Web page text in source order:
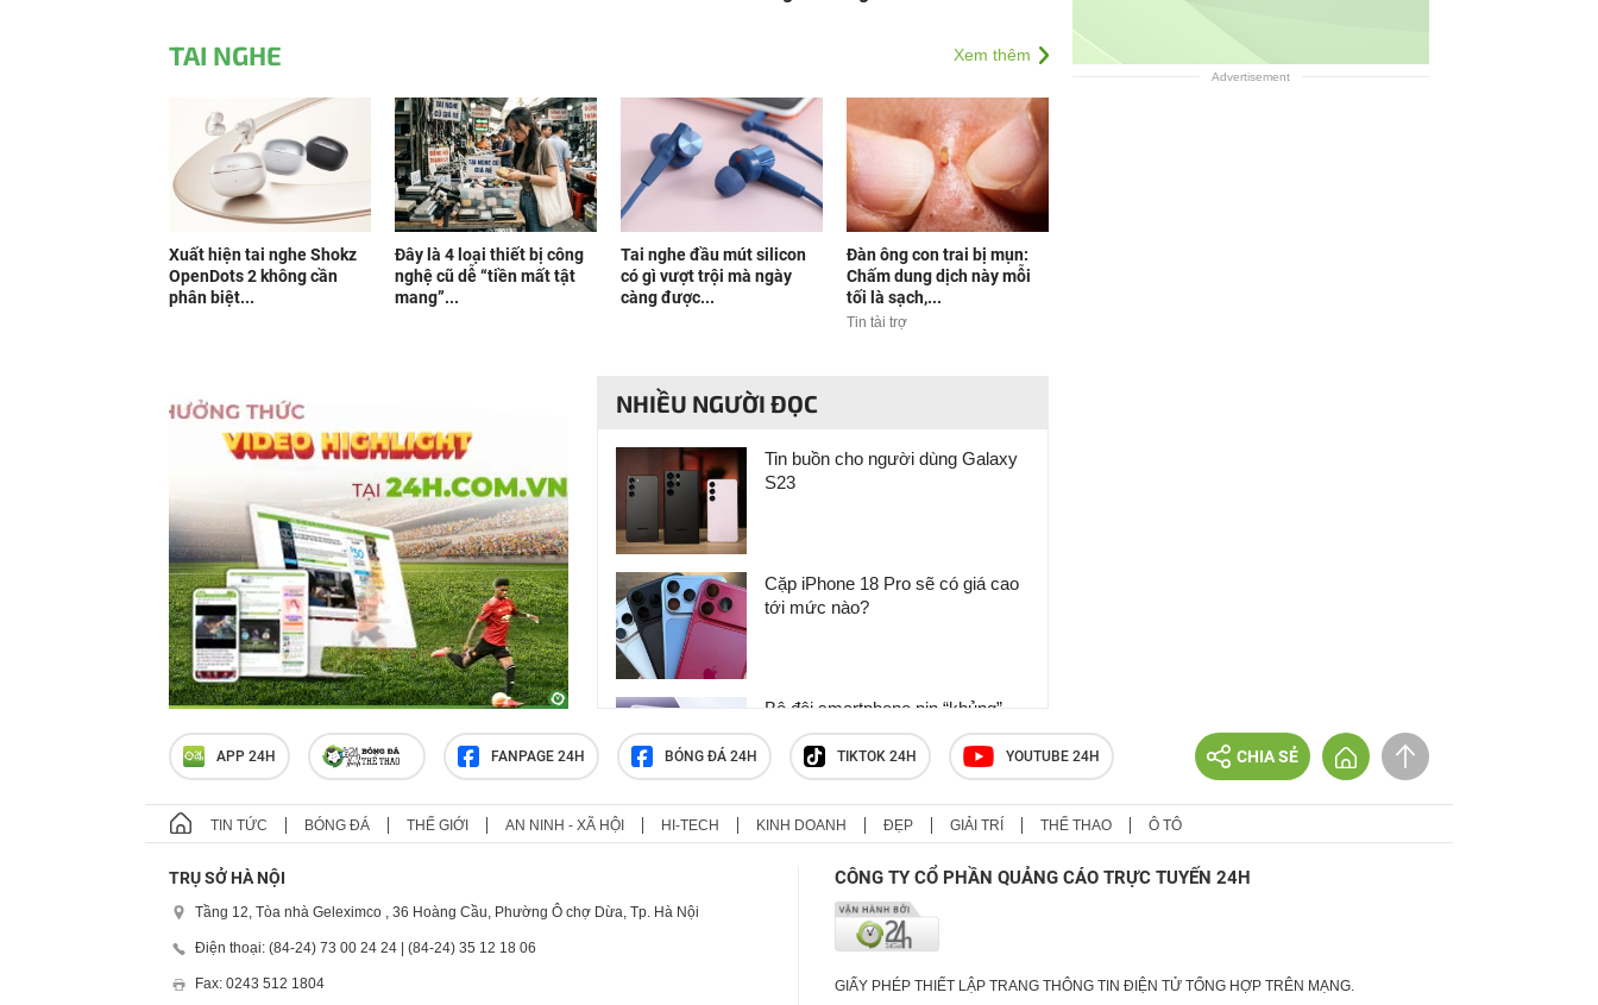
TAI NGHE Xem thêm
Xuất hiện tai nghe Shokz
OpenDots 2 không cần
phân biệt...
Đây là 4 loại thiết bị công
nghệ cũ dễ “tiền mất tật
mang”...
Tai nghe đầu mút silicon
có gì vượt trội mà ngày
càng được...
Đàn ông con trai bị mụn:
Chấm dung dịch này mỗi
tối là sạch,...
Tin tài trợ
NHIỀU NGƯỜI ĐỌC
Tin buồn cho người dùng Galaxy
S23
Cặp iPhone 18 Pro sẽ có giá cao
tới mức nào?
Bộ đôi smartphone pin “khủng”
vừa trình làng, giá sinh viên
Thiết bị bất ngờ có thể là thủ
Advertisement
APP 24H FANPAGE 24H BÓNG ĐÁ 24H TIKTOK 24H YOUTUBE 24H CHIA SẺ
TIN TỨC BÓNG ĐÁ THẾ GIỚI AN NINH - XÃ HỘI HI-TECH KINH DOANH ĐẸP GIẢI TRÍ THỂ THAO Ô TÔ
TRỤ SỞ HÀ NỘI
Tầng 12, Tòa nhà Geleximco , 36 Hoàng Cầu, Phường Ô chợ Dừa, Tp. Hà Nội
Điện thoại: (84-24) 73 00 24 24 | (84-24) 35 12 18 06
Fax: 0243 512 1804
CÔNG TY CỔ PHẦN QUẢNG CÁO TRỰC TUYẾN 24H
GIẤY PHÉP THIẾT LẬP TRANG THÔNG TIN ĐIỆN TỬ TỔNG HỢP TRÊN MẠNG.